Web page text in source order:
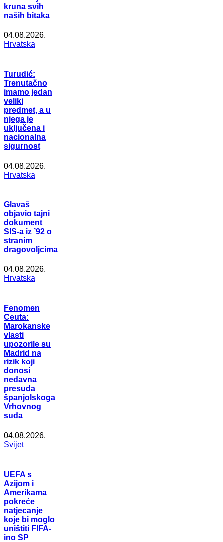
kruna svih
naših bitaka
04.08.2026.
Hrvatska
Turudić:
Trenutačno
imamo jedan
veliki
predmet, a u
njega je
uključena i
nacionalna
sigurnost
04.08.2026.
Hrvatska
Glavaš
objavio tajni
dokument
SIS-a iz ’92 o
stranim
dragovoljcima
04.08.2026.
Hrvatska
Fenomen
Ceuta:
Marokanske
vlasti
upozorile su
Madrid na
rizik koji
donosi
nedavna
presuda
španjolskoga
Vrhovnog
suda
04.08.2026.
Svijet
UEFA s
Azijom i
Amerikama
pokreće
natjecanje
koje bi moglo
uništiti FIFA-
ino SP